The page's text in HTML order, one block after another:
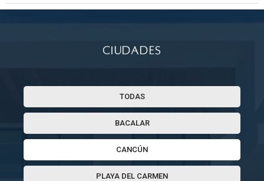
Ciudades
TODAS
BACALAR
CANCÚN
PLAYA DEL CARMEN